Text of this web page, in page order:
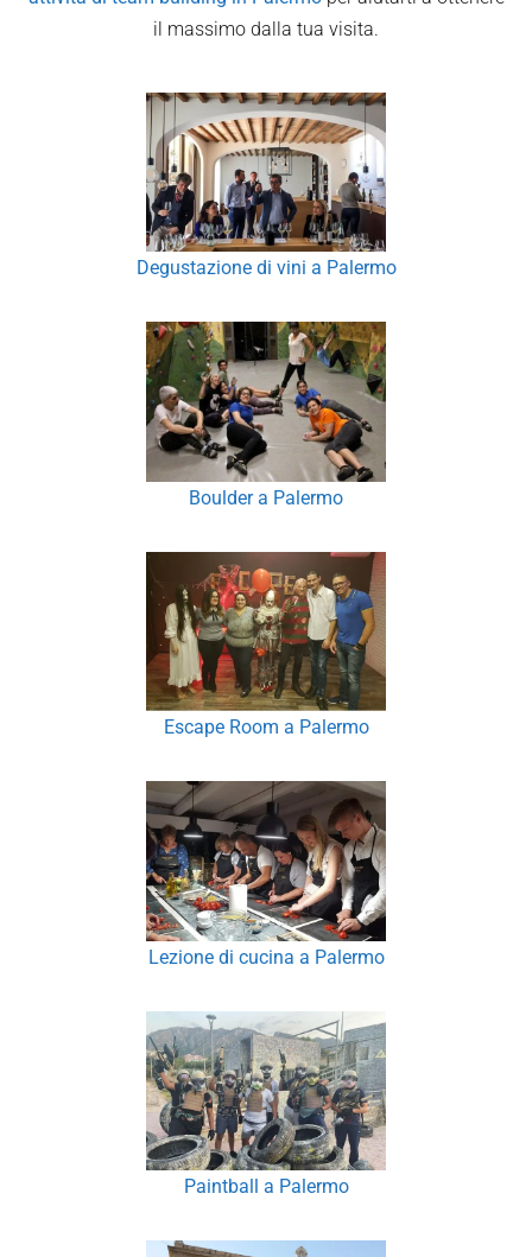
il massimo dalla tua visita.
Degustazione di vini a Palermo
Boulder a Palermo
Escape Room a Palermo
Lezione di cucina a Palermo
Paintball a Palermo